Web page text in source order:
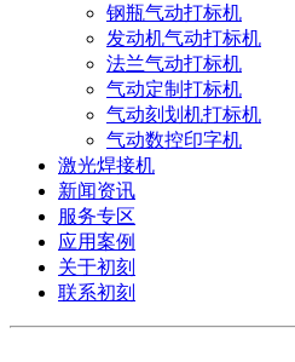
钢瓶气动打标机
发动机气动打标机
法兰气动打标机
气动定制打标机
气动刻划机打标机
气动数控印字机
激光焊接机
新闻资讯
服务专区
应用案例
关于初刻
联系初刻